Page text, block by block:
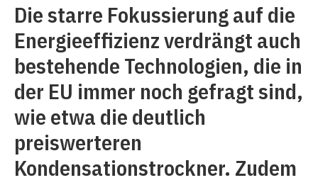
Die starre Fokussierung auf die
Energieeffizienz verdrängt auch
bestehende Technologien, die in
der EU immer noch gefragt sind,
wie etwa die deutlich
preiswerteren
Kondensationstrockner. Zudem